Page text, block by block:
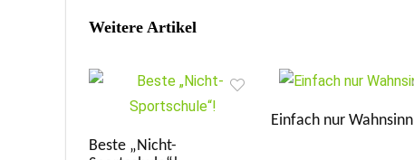
Weitere Artikel
Beste „Nicht-
Einfach nur